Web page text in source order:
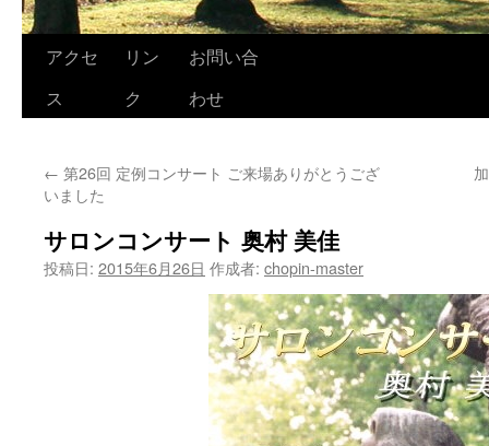
アクセ
ス
リン
ク
お問い合
わせ
← 第26回 定例コンサート ご来場ありがとうござ
いました
サロンコンサート 奥村 美佳
投稿日: 2015年6月26日 作成者: chopin-master